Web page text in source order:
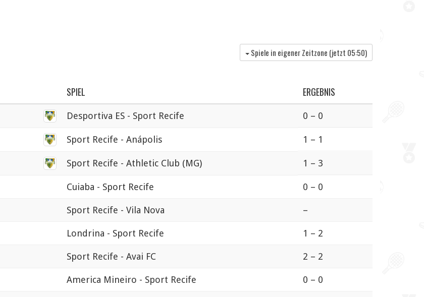
Spiele in eigener Zeitzone (jetzt 05:50)
SPIEL ERGEBNIS
Desportiva ES - Sport Recife 0 – 0
Sport Recife - Anápolis 1 – 1
Sport Recife - Athletic Club (MG) 1 – 3
Cuiaba - Sport Recife 0 – 0
Sport Recife - Vila Nova –
Londrina - Sport Recife 1 – 2
Sport Recife - Avai FC 2 – 2
America Mineiro - Sport Recife 0 – 0